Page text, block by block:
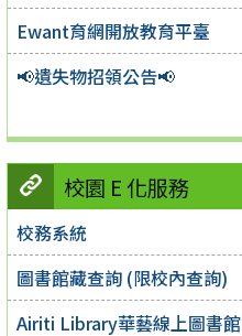
Ewant育網開放教育平臺
📢遺失物招領公告📢
校園 E 化服務
校務系統
圖書館藏查詢 (限校內查詢)
Airiti Library華藝線上圖書館